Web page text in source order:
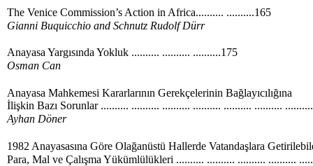
The Venice Commission’s Action in Africa.......... ..........165
Gianni Buquicchio and Schnutz Rudolf Dürr
Anayasa Yargısında Yokluk .......... .......... ..........175
Osman Can
Anayasa Mahkemesi Kararlarının Gerekçelerinin Bağlayıcılığına
İlişkin Bazı Sorunlar .......... .......... .......... .......... .......... ..........
Ayhan Döner
1982 Anayasasına Göre Olağanüstü Hallerde Vatandaşlara
Para, Mal ve Çalışma Yükümlülükleri .......... .......... .......... ..........